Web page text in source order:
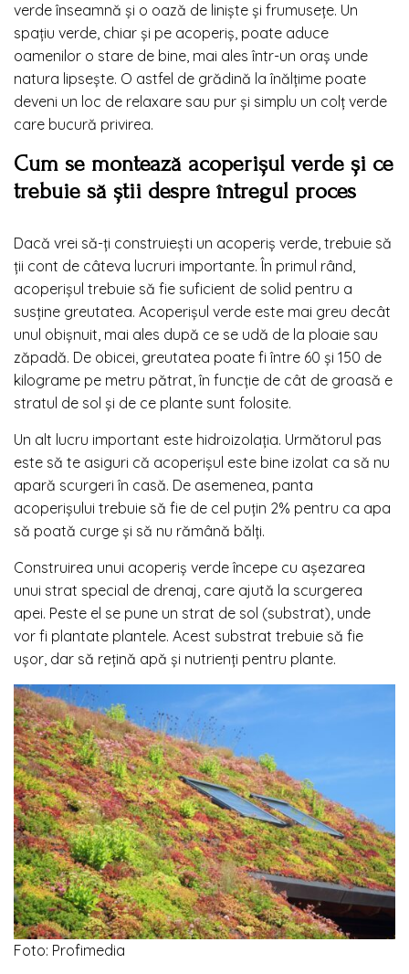
verde înseamnă și o oază de liniște și frumusețe. Un
spațiu verde, chiar și pe acoperiș, poate aduce
oamenilor o stare de bine, mai ales într-un oraș unde
natura lipsește. O astfel de grădină la înălțime poate
deveni un loc de relaxare sau pur și simplu un colț verde
care bucură privirea.
Cum se montează acoperișul verde și ce
trebuie să știi despre întregul proces
Dacă vrei să-ți construiești un acoperiș verde, trebuie să
ții cont de câteva lucruri importante. În primul rând,
acoperișul trebuie să fie suficient de solid pentru a
susține greutatea. Acoperișul verde este mai greu decât
unul obișnuit, mai ales după ce se udă de la ploaie sau
zăpadă. De obicei, greutatea poate fi între 60 și 150 de
kilograme pe metru pătrat, în funcție de cât de groasă e
stratul de sol și de ce plante sunt folosite.
Un alt lucru important este hidroizolația. Următorul pas
este să te asiguri că acoperișul este bine izolat ca să nu
apară scurgeri în casă. De asemenea, panta
acoperișului trebuie să fie de cel puțin 2% pentru ca apa
să poată curge și să nu rămână bălți.
Construirea unui acoperiș verde începe cu așezarea
unui strat special de drenaj, care ajută la scurgerea
apei. Peste el se pune un strat de sol (substrat), unde
vor fi plantate plantele. Acest substrat trebuie să fie
ușor, dar să rețină apă și nutrienți pentru plante.
Foto: Profimedia